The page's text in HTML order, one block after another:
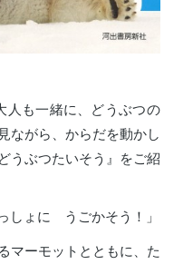
人も一緒に、どうぶつの
ながら、からだを動かし
うぶつたいそう』をご紹
しょに うごかそう！」
マーモットとともに、た